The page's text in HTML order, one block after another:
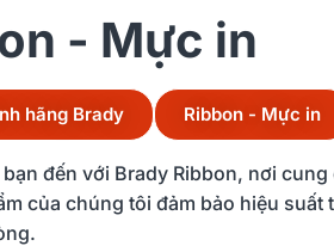
- Mực in
hãng Brady Ribbon - Mực in
đến với Brady Ribbon, nơi
của chúng tôi đảm bảo hiệu